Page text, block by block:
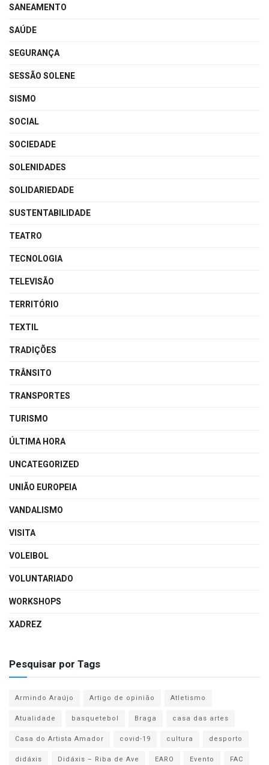
SANEAMENTO
SAÚDE
SEGURANÇA
SESSÃO SOLENE
SISMO
SOCIAL
SOCIEDADE
SOLENIDADES
SOLIDARIEDADE
SUSTENTABILIDADE
TEATRO
TECNOLOGIA
TELEVISÃO
TERRITÓRIO
TEXTIL
TRADIÇÕES
TRÂNSITO
TRANSPORTES
TURISMO
ÚLTIMA HORA
UNCATEGORIZED
UNIÃO EUROPEIA
VANDALISMO
VISITA
VOLEIBOL
VOLUNTARIADO
WORKSHOPS
XADREZ
Pesquisar por Tags
Armindo Araújo Artigo de opinião
Atletismo
Atualidade
basquetebol Braga
casa das artes
Casa do Artista Amador
covid-19 cultura
desporto
didáxis
Didáxis – Riba de Ave EARO Evento
FAC